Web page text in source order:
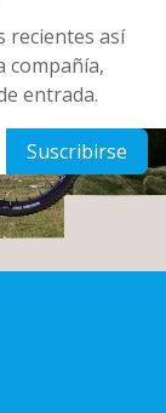
recientes así
compañía,
entrada.
Suscribirse